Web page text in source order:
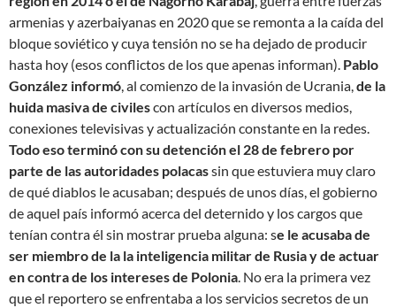
armenias y azerbaiyanas en 2020 que se remonta a la caída del
bloque soviético y cuya tensión no se ha dejado de producir
hasta hoy (esos conflictos de los que apenas informan). Pablo
González informó, al comienzo de la invasión de Ucrania,de la
huida masiva de civilescon artículos en diversos medios,
conexiones televisivas y actualización constante en la redes.
Todo eso terminó con su detención el 28 de febrero por
parte de las autoridades polacassin que estuviera muy claro
de qué diablos le acusaban; después de unos días, el gobierno
de aquel país informó acerca del deternido y los cargos que
tenían contra él sin mostrar prueba alguna: se le acusaba de
ser miembro de la la inteligencia militar de Rusia y de actuar
en contra de los intereses de Polonia. No era la primera vez
que el reportero se enfrentaba a los servicios secretos de un